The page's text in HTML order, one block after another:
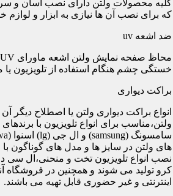
کلیه محصولات ولتن دارای نصب آسان و
که برای نصب آن ها نیازی به ابزار و
ضد اشعه uv
خستگی چشم هنگام استفاده از تلویزیون یا
براکت دیواری
انواع براکت دیواری ولتن یا اصطلاح دیگر آن
ولتن،مناسب برای انواع تلویزیون با
های ولتن در سایز ها و مدل های گوناگون
نصب انواع تلویزیون تخت و منحنی،ال سی
کرو تولید می شوند و همچنین در فروشگاه
اینترنتی و غیر حضوری قابل تهیه می باشند.